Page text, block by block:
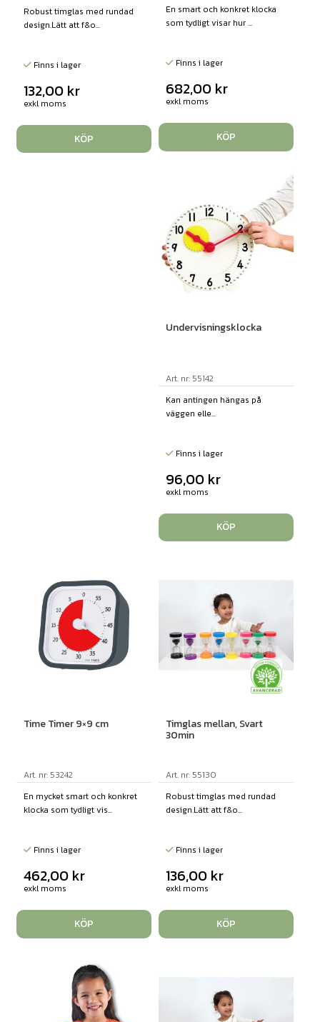
Robust timglas med rundad
design.Lätt att f&o...
Finns i lager
132,00 kr
exkl moms
KÖP
En smart och konkret klocka
som tydligt visar hur ...
Finns i lager
682,00 kr
exkl moms
KÖP
Undervisningsklocka
Art. nr: 55142
Kan antingen hängas på
väggen elle...
Finns i lager
96,00 kr
exkl moms
KÖP
Time Timer 9×9 cm
Art. nr: 53242
En mycket smart och konkret
klocka som tydligt vis...
Finns i lager
462,00 kr
exkl moms
KÖP
Timglas mellan, Svart
30min
Art. nr: 55130
Robust timglas med rundad
design.Lätt att f&o...
Finns i lager
136,00 kr
exkl moms
KÖP